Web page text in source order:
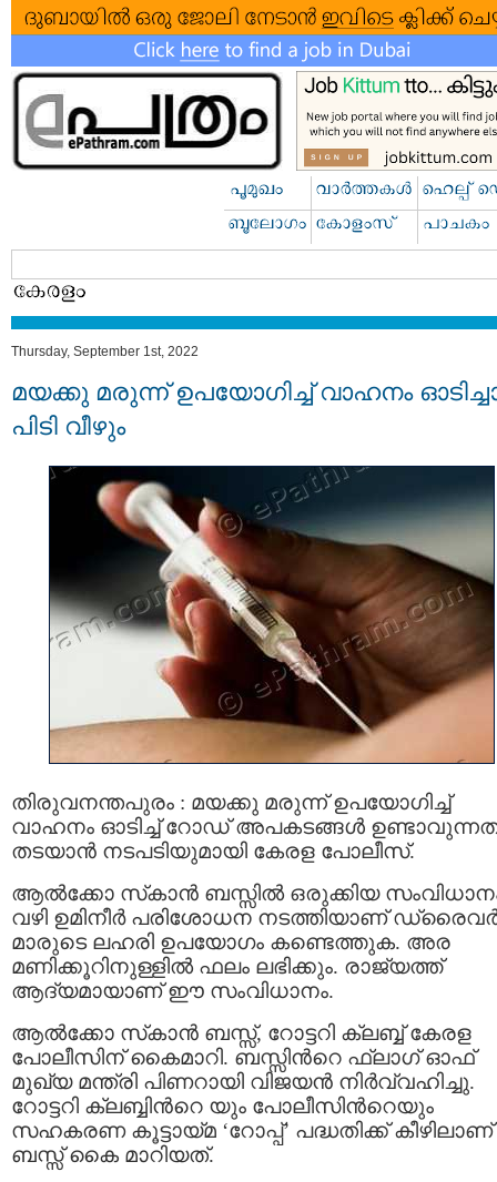
Thursday, September 1st, 2022
മയക്കു മരുന്ന് ഉപയോഗിച്ച് വാഹനം
പിടി വീഴും
തിരുവനന്തപുരം : മയക്കു മരുന്ന് ഉപയോഗിച്ച്
വാഹനം ഓടിച്ച് റോഡ് അപകടങ്ങൾ
തടയാൻ നടപടിയുമായി കേരള പോലീസ്.
ആൽക്കോ സ്‌കാൻ ബസ്സില്‍ ഒരുക്കിയ
വഴി ഉമിനീര്‍ പരിശോധന നടത്തിയാണ്
മാരുടെ ലഹരി ഉപയോഗം കണ്ടെത്തുക. അര
മണിക്കൂറിനുള്ളിൽ ഫലം ലഭിക്കും. രാജ്യത്ത്
ആദ്യമായാണ് ഈ സംവിധാനം.
ആൽക്കോ സ്‌കാൻ ബസ്സ്, റോട്ടറി ക്ലബ്ബ് കേരള
പോലീസിന് കൈമാറി. ബസ്സിന്‍റെ ഫ്ലാഗ് ഓഫ്
മുഖ്യ മന്ത്രി പിണറായി വിജയൻ നിർവ്വഹിച്ചു.
റോട്ടറി ക്ലബ്ബിന്‍റെ യും പോലീസിന്‍റെയും
സഹകരണ കൂട്ടായ്മ ‘റോപ്പ്’ പദ്ധതിക്ക് കീഴിലാണ്
ബസ്സ് കൈ മാറിയത്.